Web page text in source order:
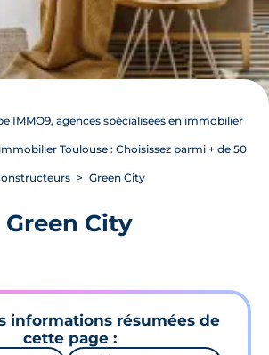
IMMO9, agences spécialisées en immobilier
Toulouse : Choisissez parmi + de 50
Green City
Green City
informations résumées de
cette page :